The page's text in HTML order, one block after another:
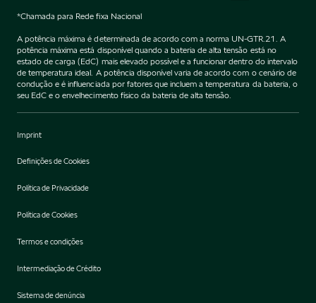
*Chamada para Rede fixa Nacional
A potência máxima é determinada de acordo com a norma UN-GTR.21. A
potência máxima está disponível quando a bateria de alta tensão está no
estado de carga (EdC) mais elevado possível e a funcionar dentro do intervalo
de temperatura ideal. A potência disponível varia de acordo com o cenário de
condução e é influenciada por fatores que incluem a temperatura da bateria, o
seu EdC e o envelhecimento físico da bateria de alta tensão.
Imprint
Definições de Cookies
Política de Privacidade
Política de Cookies
Termos e condições
Intermediação de Crédito
Sistema de denúncia